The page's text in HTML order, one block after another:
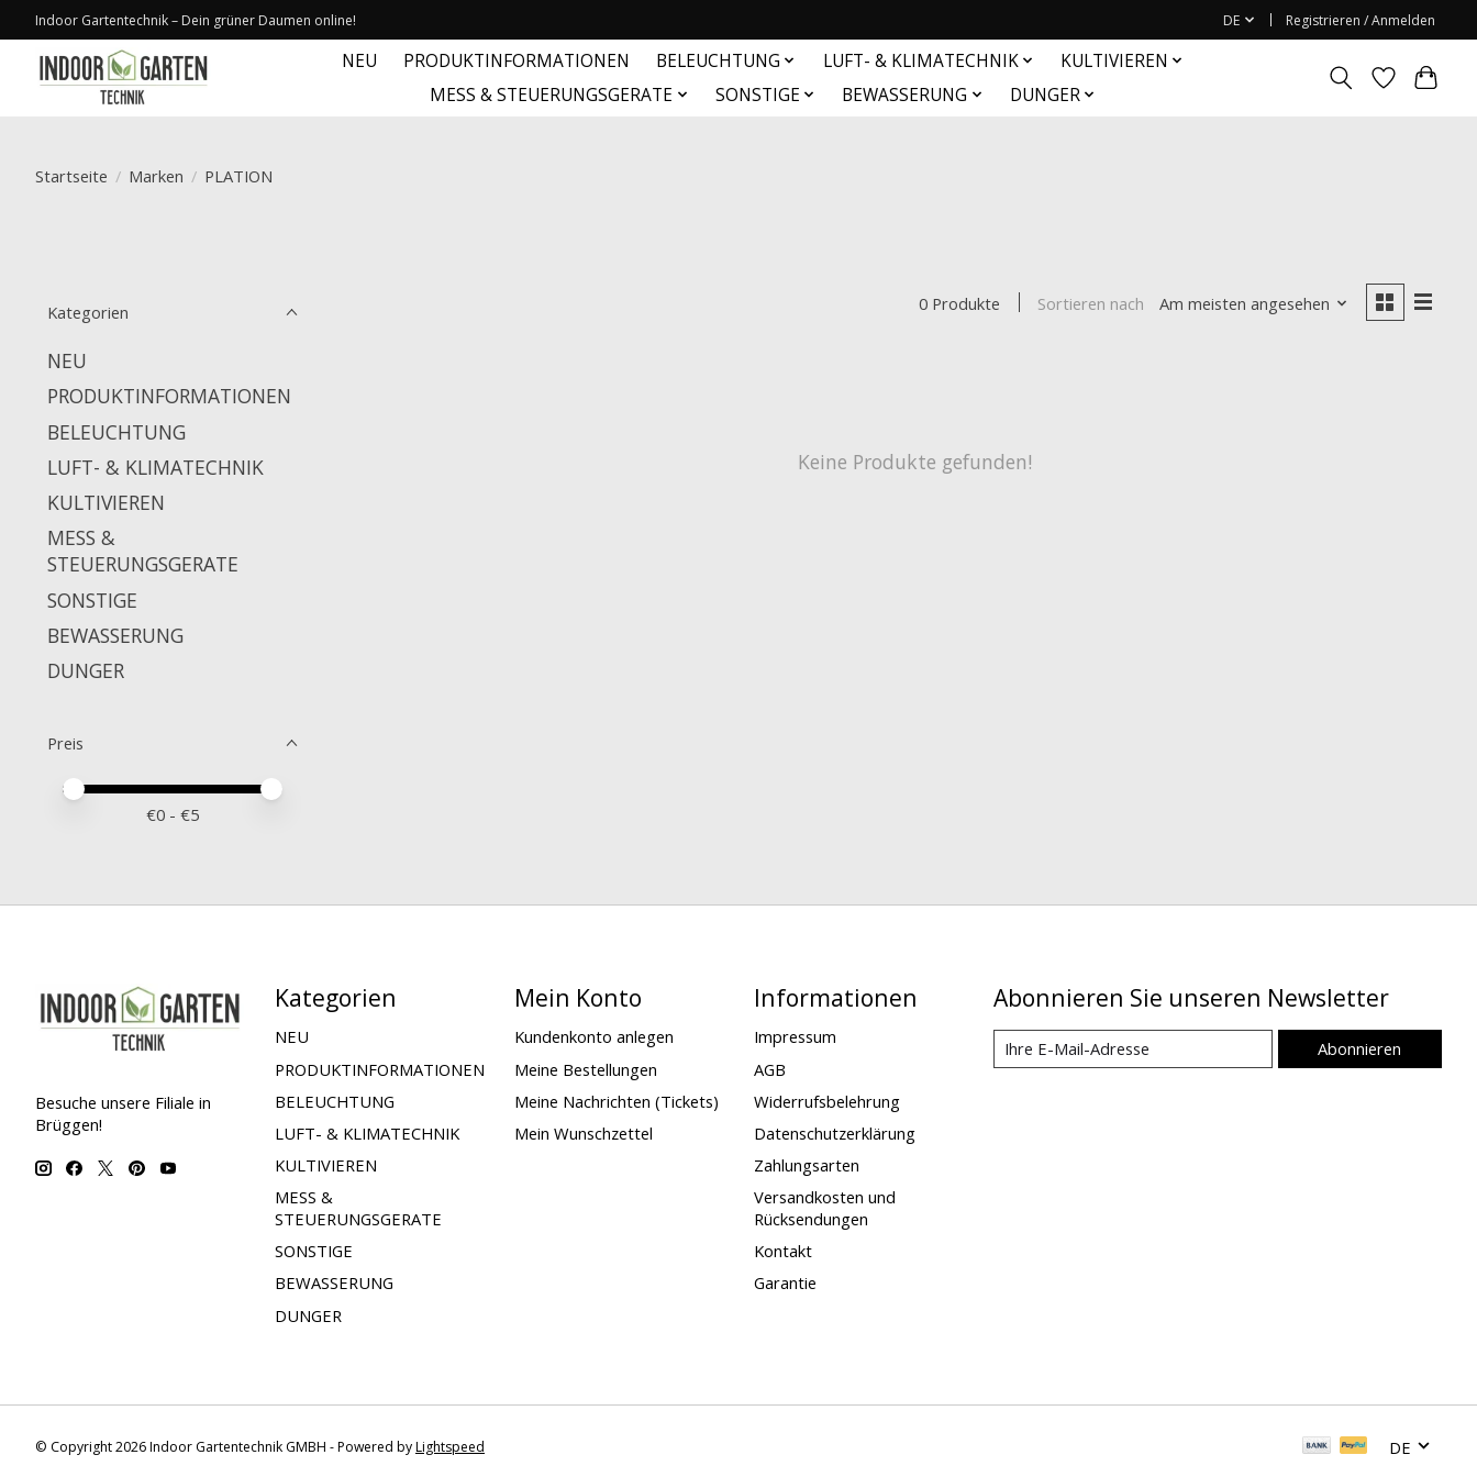
Indoor Gartentechnik – Dein grüner Daumen online! DE Registrieren / Anmelden
NEU PRODUKTINFORMATIONEN BELEUCHTUNG LUFT- & KLIMATECHNIK
KULTIVIEREN
MESS & STEUERUNGSGERATE
SONSTIGE BEWASSERUNG DUNGER
Startseite / Marken / PLATION
Kategorien
NEU
PRODUKTINFORMATIONEN
BELEUCHTUNG
LUFT- & KLIMATECHNIK
KULTIVIEREN
MESS &
STEUERUNGSGERATE
SONSTIGE
BEWASSERUNG
DUNGER
Preis
Preis – Mindestwert
Price maximum value
€0 - €5
0 Produkte Sortieren nach Am meisten angesehen
Keine Produkte gefunden!
Besuche unsere Filiale in
Brüggen!
Kategorien
NEU
PRODUKTINFORMATIONEN
BELEUCHTUNG
LUFT- & KLIMATECHNIK
KULTIVIEREN
MESS &
STEUERUNGSGERATE
SONSTIGE
BEWASSERUNG
DUNGER
Mein Konto
Kundenkonto anlegen
Meine Bestellungen
Meine Nachrichten (Tickets)
Mein Wunschzettel
Informationen
Impressum
AGB
Widerrufsbelehrung
Datenschutzerklärung
Zahlungsarten
Versandkosten und
Rücksendungen
Kontakt
Garantie
Abonnieren Sie unseren Newsletter
Abonnieren
© Copyright 2026 Indoor Gartentechnik GMBH - Powered byLightspeed DE